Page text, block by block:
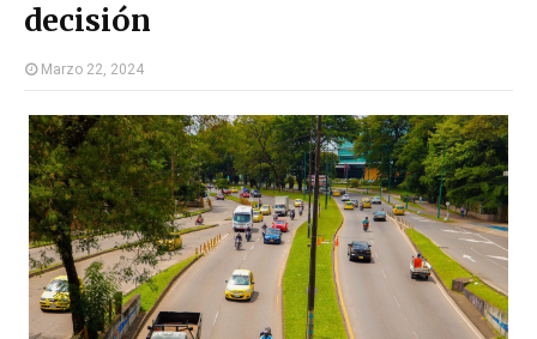
decisión
Marzo 22, 2024